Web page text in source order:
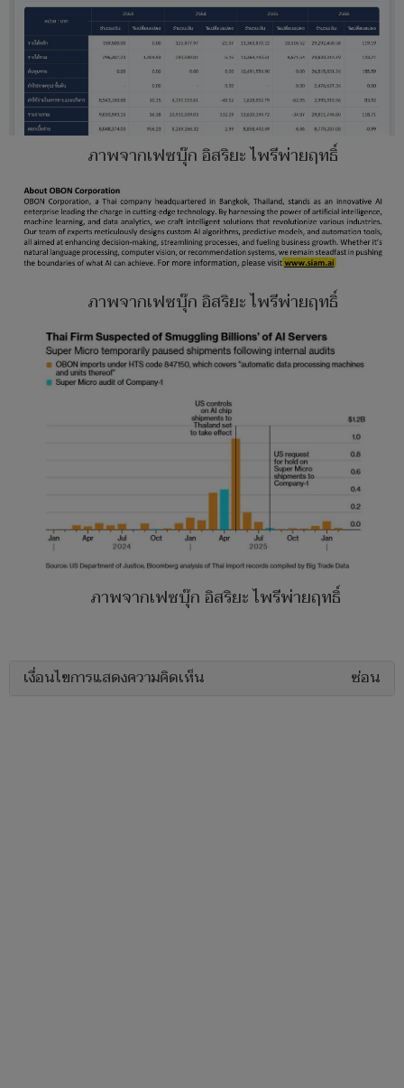
ภาพจากเฟซบุ๊ก อิสริยะ ไพรีพ่ายฤทธิ์
ภาพจากเฟซบุ๊ก อิสริยะ ไพรีพ่ายฤทธิ์
ภาพจากเฟซบุ๊ก อิสริยะ ไพรีพ่ายฤทธิ์
เงื่อนไขการแสดงความคิดเห็น ซ่อน